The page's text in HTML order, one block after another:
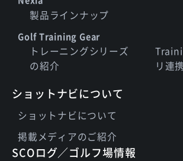
製品ラインナップ
Golf Training Gear
トレーニングシリーズ
の紹介
リ連携
ショットナビについて
ショットナビについて
掲載メディアのご紹介
SCOログ／ゴルフ場情報